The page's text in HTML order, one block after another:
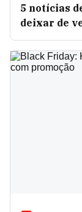
5 notícias
deixar de